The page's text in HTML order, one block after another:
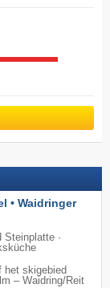
• Waidringer
Steinplatte ·
het skigebied
– Waidring/​Reit